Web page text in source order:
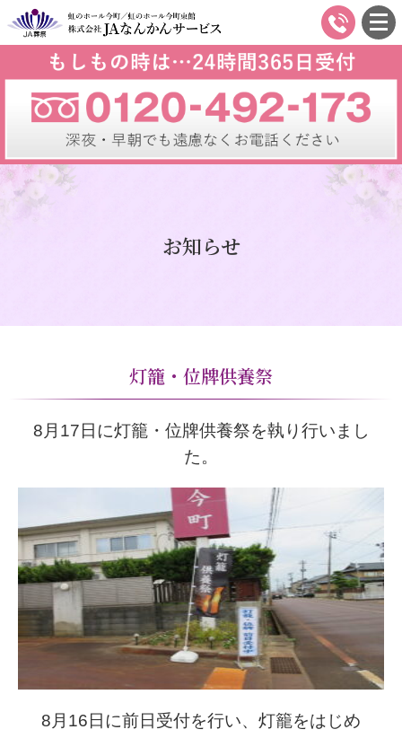
JA葬祭 虹のホール
今町/虹のホール今
町東館 株式会社JA
なんかんサービス
0120-
492-
お知らせ
灯籠・位牌供養祭
8月17日に灯籠・位牌供養祭を執り行いまし
た。
8月16日に前日受付を行い、灯籠をはじめ